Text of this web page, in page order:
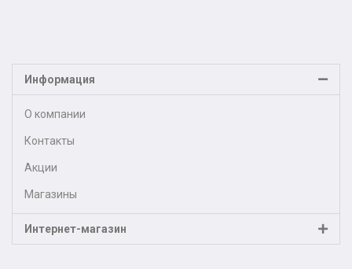
Информация
О компании
Контакты
Акции
Магазины
Интернет-магазин